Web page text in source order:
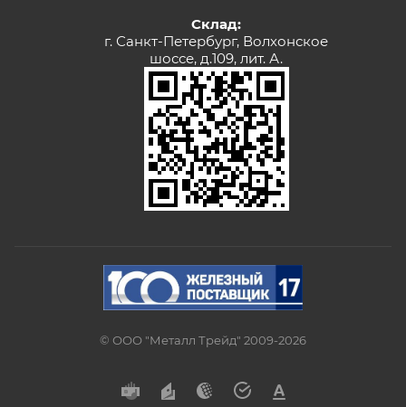
Склад:
г. Санкт-Петербург, Волхонское
шоссе, д.109, лит. А.
© ООО "Металл Трейд" 2009-2026